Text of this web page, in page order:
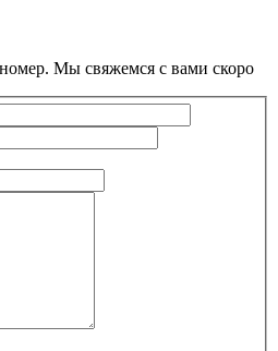
Мы свяжемся с вами скоро